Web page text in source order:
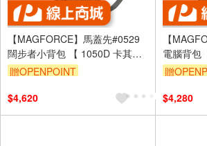
【MAGFORCE】馬蓋先#0529
闊步者小背包 【 1050D 卡其
色】 軍規背包 後背包 戰術背包
贈OPENPOINT
$4,620
【
電腦背包 【500D-膠注黑】戰術
贈
$4,280